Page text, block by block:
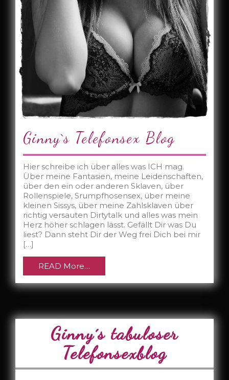
Ginny`s Telefonsex Blog
Hier schreibe ich über alles was ICH mag.
Über meine Fantasien, meine Leidenschaften,
über den ein oder anderen Sklaven, über
Rollenspiele, Srumpfhosensex, über meine
kleinen Sissys, über meine Zahlsklaven über
richtig versauten Dirtytalk und alles was mein
Herz höher schlagen lässt. Gefällt Dir was Du
liest? Dann steht Dir der Weg frei Dich bei mir
[…]
READ More…
Ginny´s tabuloser
Telefonsexblog